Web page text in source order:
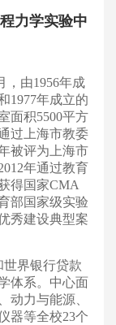
力学实验中
，由1956年成
1977年成立的
面积5500平方
过上海市教委
被评为上海市
年通过教育
得国家CMA
部国家级实验
秀建设典型案
世界银行贷款
体系。 中心面
动力与能源、
器等全校23个